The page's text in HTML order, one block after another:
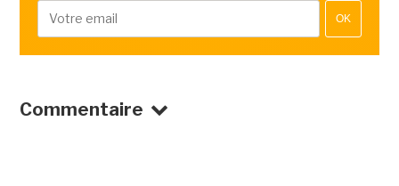
OK
Commentaire